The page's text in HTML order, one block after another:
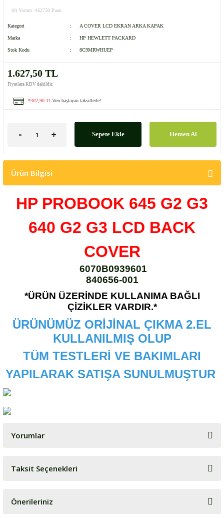
(0) Yorum -162750 Puan
Kategori A COVER LCD EKRAN ARKA KAPAK
Marka HP HEWLETT PACKARD
Stok Kodu 8C9MRWHUEP
1.627,50 TL
Fiyatlara KDV dahildir.
*302,90 TL'den başlayan taksitlerle!
Sepete Ekle Hemen Al
Ürün Bilgisi
HP PROBOOK 645 G2 G3
640 G2 G3 LCD BACK
COVER
6070B0939601
840656-001
*ÜRÜN ÜZERİNDE KULLANIMA BAĞLI
ÇİZİKLER VARDIR.*
ÜRÜNÜMÜZ ORİJİNAL ÇIKMA 2.EL
KULLANILMIŞ OLUP
TÜM TESTLERİ VE BAKIMLARI
YAPILARAK SATIŞA SUNULMUŞTUR
Yorumlar
Bu ürüne ilk yorumu siz yapın!
Taksit Seçenekleri
Önerileriniz